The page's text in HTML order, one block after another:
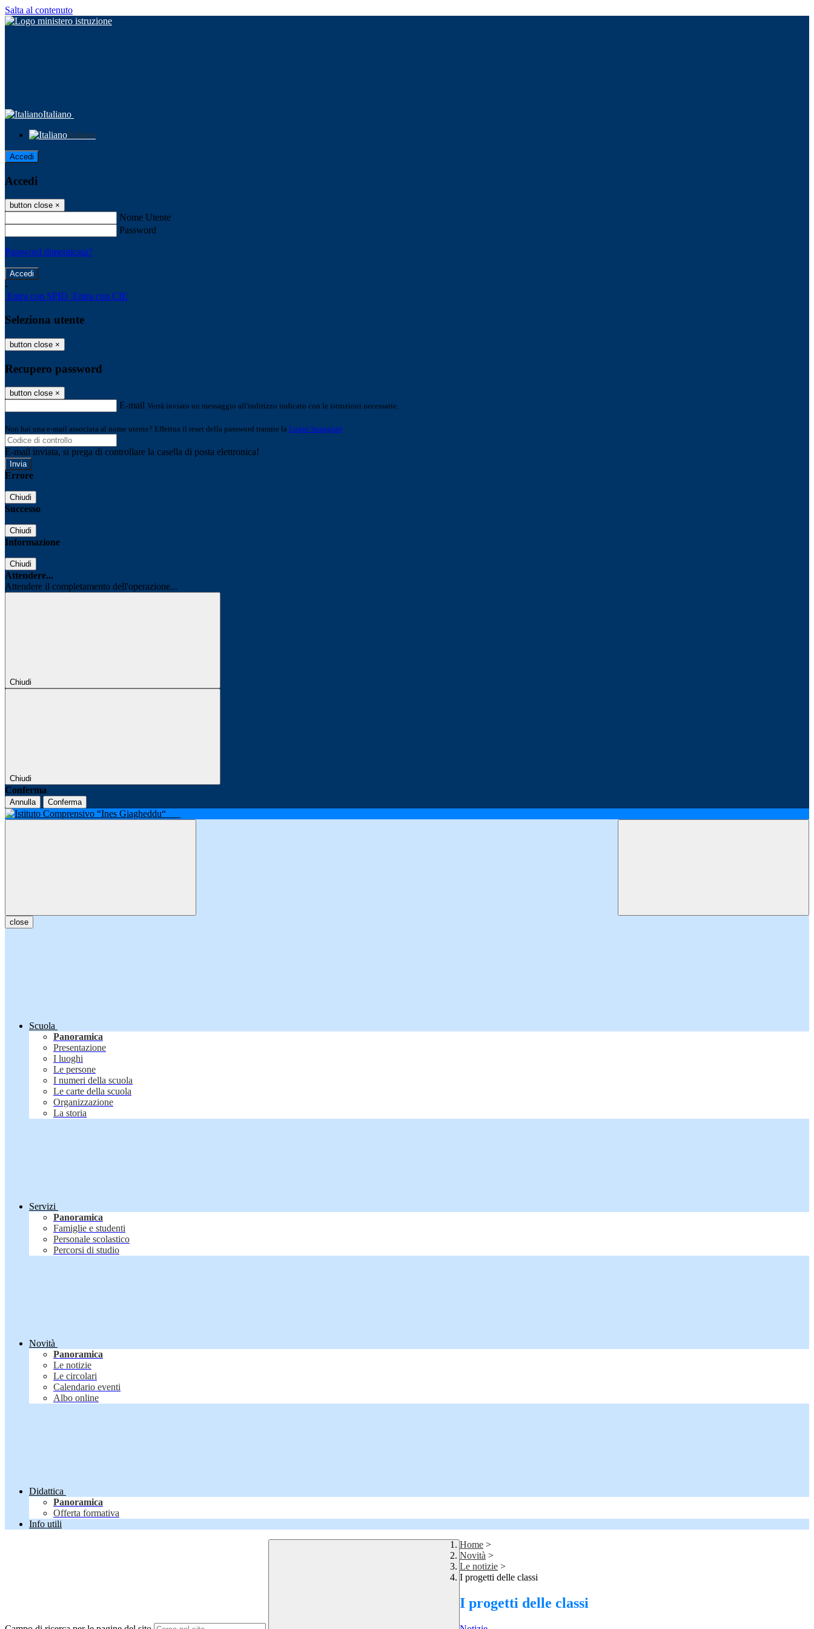
Salta al contenuto
Italiano
Italiano
Accedi
Accedi
button close ×
Nome Utente
Password
Password dimenticata?
-
Entra con SPID Entra con CIE
Seleziona utente
button close ×
Recupero password
button close ×
E-mail Verrà inviato un messaggio all'indirizzo indicato con le istruzioni necessarie.
Non hai una e-mail associata al nome utente? Effettua il reset della password tramite la Login Spaggiari
E-mail inviata, si prega di controllare la casella di posta elettronica!
Errore
Chiudi
Successo
Chiudi
Informazione
Chiudi
Attendere...
Attendere il completamento dell'operazione...
Chiudi
Chiudi
Conferma
Annulla Conferma
close
Scuola
Panoramica
Presentazione
I luoghi
Le persone
I numeri della scuola
Le carte della scuola
Organizzazione
La storia
Servizi
Panoramica
Famiglie e studenti
Personale scolastico
Percorsi di studio
Novità
Panoramica
Le notizie
Le circolari
Calendario eventi
Albo online
Didattica
Panoramica
Offerta formativa
Info utili
Home >
Novità >
Le notizie >
I progetti delle classi
I progetti delle classi